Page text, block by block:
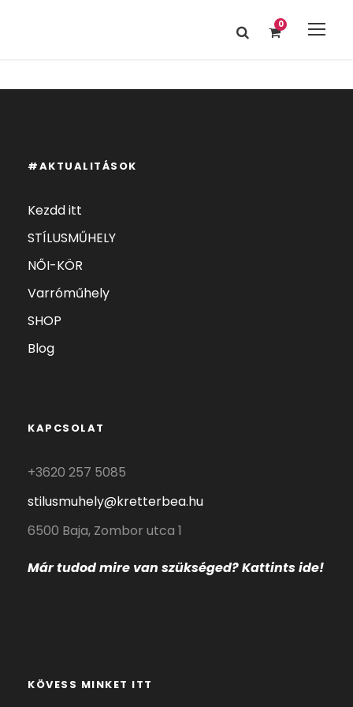
0
#AKTUALITÁSOK
Kezdd itt
STÍLUSMŰHELY
NŐI-KÖR
Varróműhely
SHOP
Blog
KAPCSOLAT
+3620 257 5085
stilusmuhely@kretterbea.hu
6500 Baja, Zombor utca 1
Már tudod mire van szükséged? Kattints ide!
KÖVESS MINKET ITT